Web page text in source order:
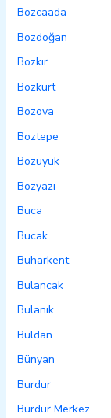
Bozcaada
Bozdoğan
Bozkır
Bozkurt
Bozova
Boztepe
Bozüyük
Bozyazı
Buca
Bucak
Buharkent
Bulancak
Bulanık
Buldan
Bünyan
Burdur
Burdur Merkez